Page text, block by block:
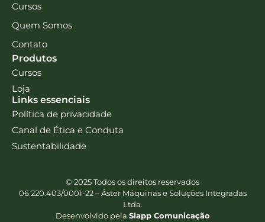
Cursos
Quem Somos
Contato
Produtos
Cursos
Loja
Links essenciais
Política de privacidade
Canal de Ética e Conduta
Sustentabilidade
© 2025 Todos os direitos reservados
06.220.403/0001-22 – Áster Máquinas e Soluções Integradas
Ltda.
Desenvolvido pela Slapp Comunicação